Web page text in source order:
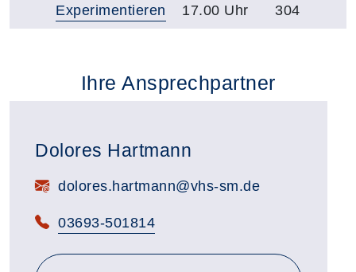
Experimentieren 17.00 Uhr 304
Ihre Ansprechpartner
Dolores Hartmann
E-Mail:dolores.hartmann@vhs-sm.de
Telefon:
03693-501814